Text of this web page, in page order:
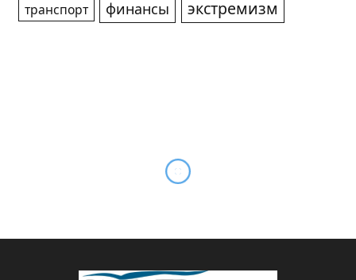
транспорт финансы экстремизм
Матроны Московской
привезли в Томск на неделю